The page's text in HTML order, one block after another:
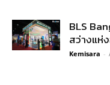
BLS
สว่างแห่
Kemisara -